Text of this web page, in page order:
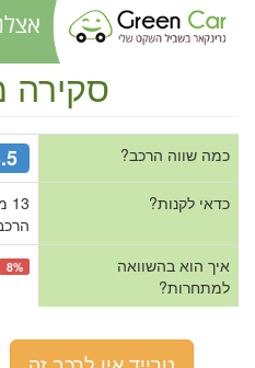
סקירה
כמה שווה הרכב?
כדאי לקנות?
איך הוא בהשוואה
למתחרות?
8%